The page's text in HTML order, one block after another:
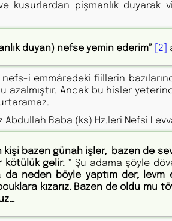
kusurlardan pişmanlık duyarak
duyan) nefse yemin ederim” [2]
i emmâredeki fiillerin
azalmıştır. Ancak bu hisler
Abdullah Baba (ks) Hz.leri Nefsi
bazen günah işler, bazen de
kötülük gelir. “ Şu adama şöyle
neden böyle yaptım der,
kızarız. Bazen de oldu mu